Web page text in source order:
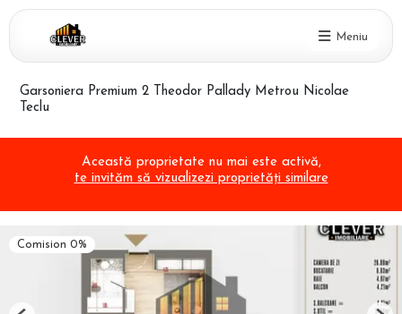
Meniu
Garsoniera Premium 2 Theodor Pallady Metrou Nicolae
Teclu
Această proprietate nu mai este activă,
te invităm să vizualizezi proprietăți similare
Comision 0%